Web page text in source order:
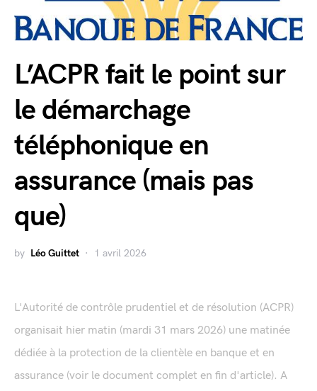
L’ACPR fait le point sur
le démarchage
téléphonique en
assurance (mais pas
que)
by Léo Guittet 1 avril 2026
L'Autorité de contrôle prudentiel et de résolution (ACPR)
organisait hier matin (mardi 31 mars 2026) une matinée
dédiée à la protection de la clientèle en banque et en
assurance (voir le document complet en fin d'article). A